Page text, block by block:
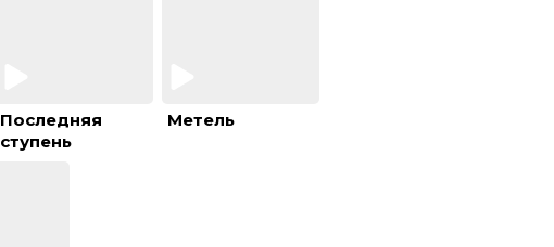
Последняя
ступень
Метель